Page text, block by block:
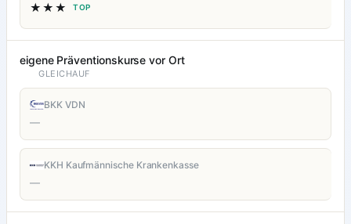
★★★ TOP
eigene Präventionskurse vor Ort
GLEICHAUF
BKK VDN
—
KKH Kaufmännische Krankenkasse
—